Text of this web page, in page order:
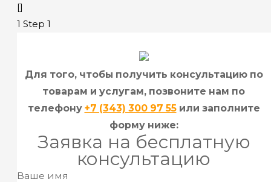
[]
1 Step 1
Для того, чтобы получить консультацию по
товарам и услугам, позвоните нам по
телефону +7 (343) 300 97 55или заполните
форму ниже:
Заявка на бесплатную
консультацию
Ваше имя